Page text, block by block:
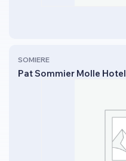
SOMIERE
Pat Sommier Molle Hotel